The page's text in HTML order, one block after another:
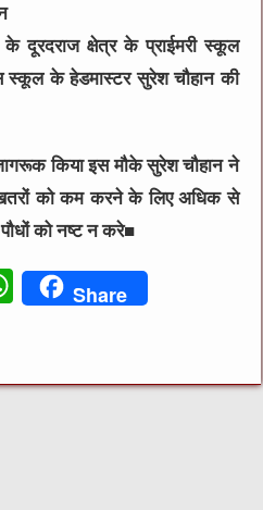
दूरदराज क्षेत्र के प्राईमरी स्कूल
स्कूल के हेडमास्टर सुरेश चौहान की
किया इस मौके सुरेश चौहान ने
को कम करने के लिए अधिक से
को नष्ट न करे■
W
s
Share